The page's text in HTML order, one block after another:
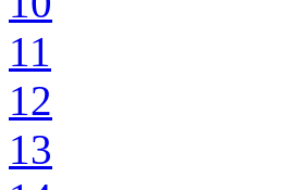
11
12
13